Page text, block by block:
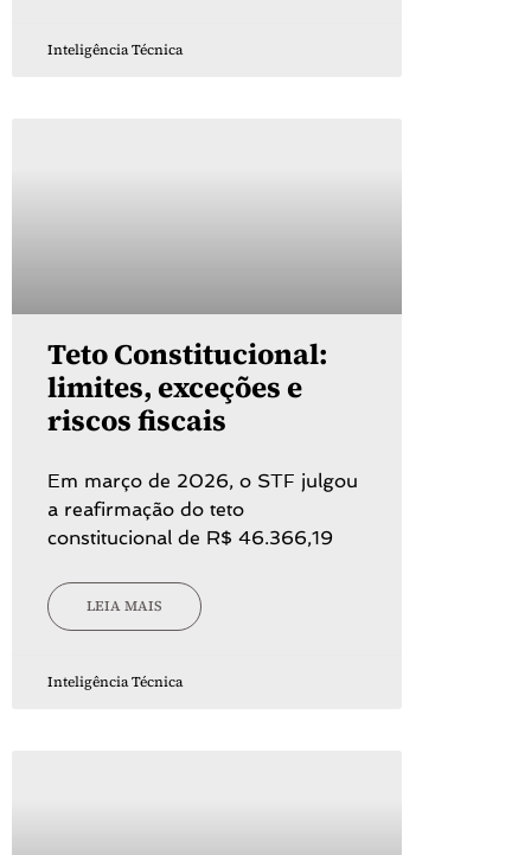
Inteligência Técnica
Teto Constitucional:
limites, exceções e
riscos fiscais
Em março de 2026, o STF julgou
a reafirmação do teto
constitucional de R$ 46.366,19
LEIA MAIS
Inteligência Técnica